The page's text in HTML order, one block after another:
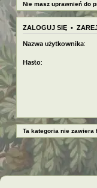
Nie masz uprawnień do
ZALOGUJ SIĘ •
Nazwa użytkownika:
Hasło:
Ta kategoria nie zawiera